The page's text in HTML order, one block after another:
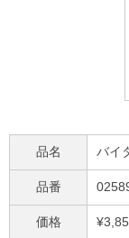
品名 バイ
品番
価格